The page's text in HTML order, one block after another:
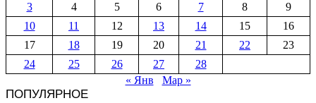
3
4 5 6 7 8
9
10
11 12 13 14 15
16
17
18 19 20 21 22
23
24
25 26 27
28
« Янв
Мар »
ПОПУЛЯРНОЕ